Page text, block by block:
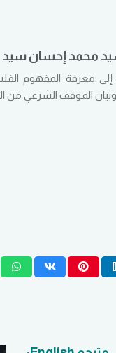
محمد إحسان سيد
معرفة المفهوم
الموقف الشرعي من